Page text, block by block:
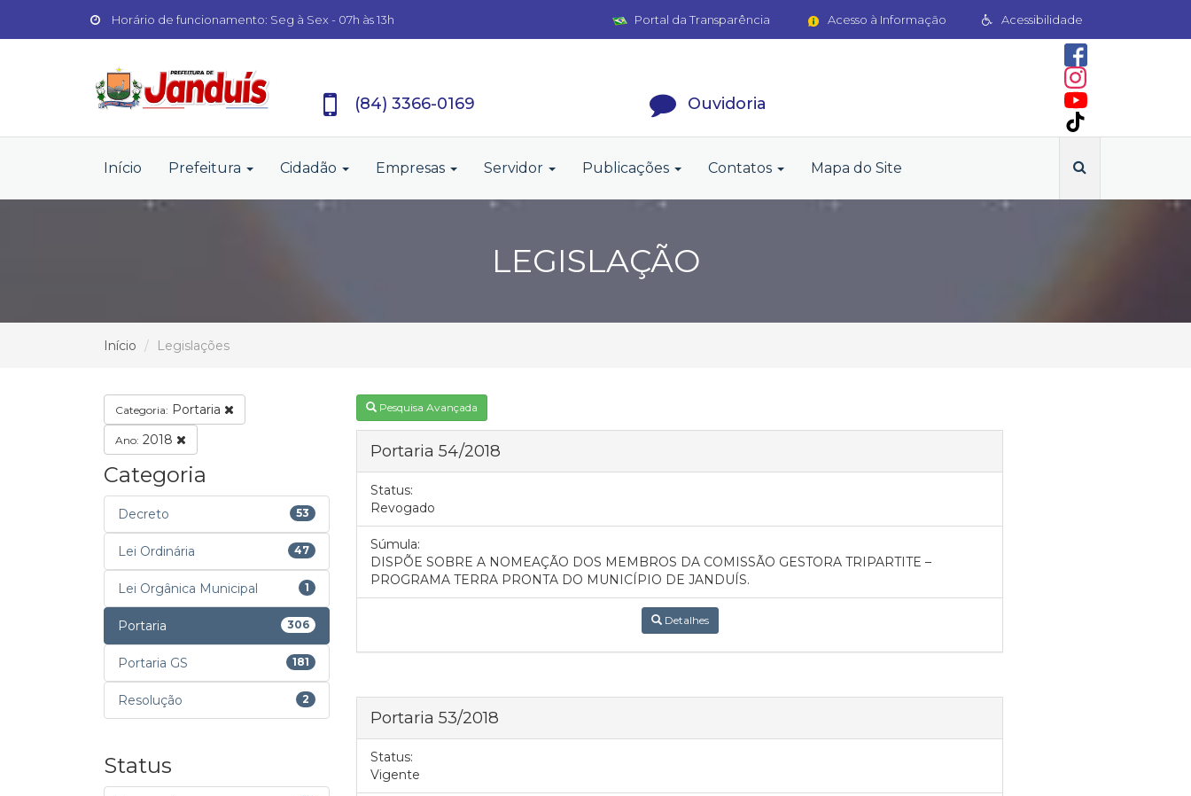
Horário de funcionamento: Seg à Sex - 07h às 13h Acessibilidade
Acesso à Informação
Portal da Transparência
(84) 3366-0169 Ouvidoria
Início Prefeitura Cidadão Empresas Servidor Publicações Contatos Mapa do Site
LEGISLAÇÃO
Início Legislações
Categoria: Portaria
Ano: 2018
Categoria
Decreto 53
Lei Ordinária 47
Lei Orgânica Municipal 1
Portaria 306
Portaria GS 181
Resolução 2
Status
Pesquisa Avançada
Portaria 54/2018
Status:
Revogado
Súmula:
DISPÕE SOBRE A NOMEAÇÃO DOS MEMBROS DA COMISSÃO GESTORA TRIPARTITE –
PROGRAMA TERRA PRONTA DO MUNICÍPIO DE JANDUÍS.
Detalhes
Portaria 53/2018
Status:
Vigente